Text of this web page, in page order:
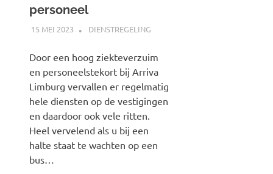
personeel
15 MEI 2023 JOHAN
DIENSTREGELING
Door een hoog ziekteverzuim
en personeelstekort bij Arriva
Limburg vervallen er regelmatig
hele diensten op de vestigingen
en daardoor ook vele ritten.
Heel vervelend als u bij een
halte staat te wachten op een
bus…